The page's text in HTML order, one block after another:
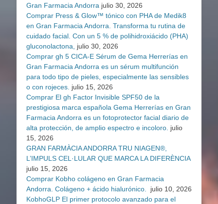
Gran Farmacia Andorra julio 30, 2026
Comprar Press & Glow™ tónico con PHA de Medik8
en Gran Farmacia Andorra. Transforma tu rutina de
cuidado facial. Con un 5 % de polihidroxiácido (PHA)
gluconolactona, julio 30, 2026
Comprar gh 5 CICA-E Sérum de Gema Herrerías en
Gran Farmacia Andorra es un sérum multifunción
para todo tipo de pieles, especialmente las sensibles
o con rojeces. julio 15, 2026
Comprar El gh Factor Invisible SPF50 de la
prestigiosa marca española Gema Herrerías en Gran
Farmacia Andorra es un fotoprotector facial diario de
alta protección, de amplio espectro e incoloro. julio
15, 2026
GRAN FARMÀCIA ANDORRA TRU NIAGEN®,
L’IMPULS CEL·LULAR QUE MARCA LA DIFERÈNCIA
julio 15, 2026
Comprar Kobho colágeno en Gran Farmacia
Andorra. Colágeno + ácido hialurónico.
julio 10, 2026
KobhoGLP El primer protocolo avanzado para el